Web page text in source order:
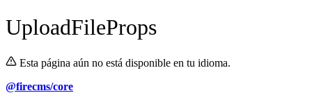
UploadFileProps
Esta página aún no está disponible en tu idioma.
@firecms/core